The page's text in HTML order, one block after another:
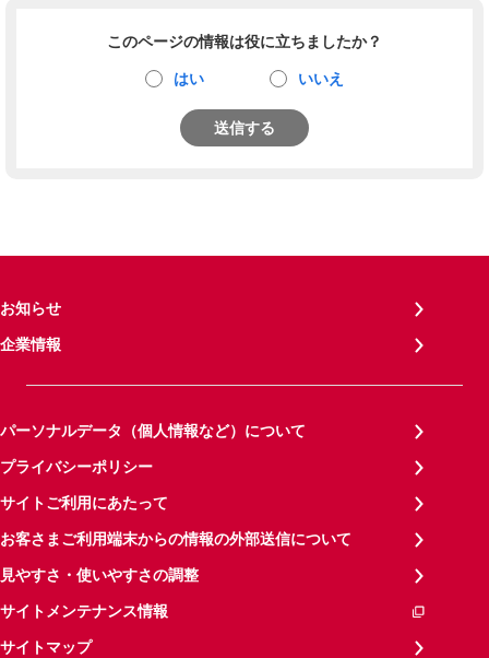
このページの情報は役に立ちましたか？
はい いいえ
送信する
お知らせ
企業情報
パーソナルデータ（個人情報など）について
プライバシーポリシー
サイトご利用にあたって
お客さまご利用端末からの情報の外部送信について
見やすさ・使いやすさの調整
サイトメンテナンス情報
サイトマップ